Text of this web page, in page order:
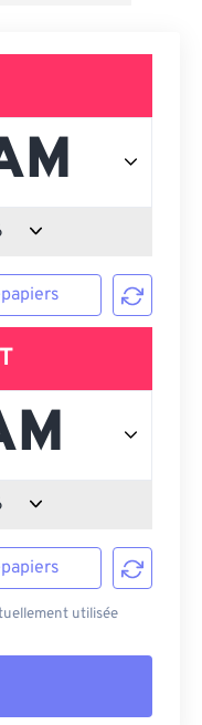
utilisée